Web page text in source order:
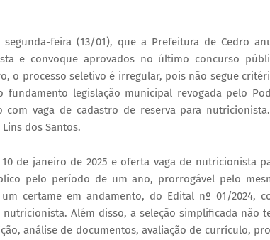
feira (13/01), que a Prefeitura de Cedro
e convoque aprovados no último concurso
o processo seletivo é irregular, pois não segue
legislação municipal revogada pelo
vaga de cadastro de reserva para
dos Santos.
de janeiro de 2025 e oferta vaga de nutricionista
pelo período de um ano, prorrogável pelo
certame em andamento, do Edital nº 01/2024,
Além disso, a seleção simplificada não
análise de documentos, avaliação de currículo,